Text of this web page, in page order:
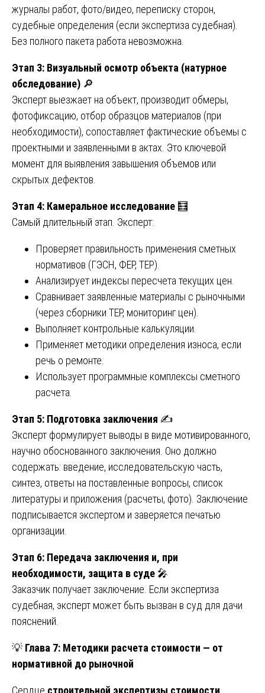
журналы работ, фото/видео, переписку сторон,
судебные определения (если экспертиза судебная).
Без полного пакета работа невозможна.
Этап 3: Визуальный осмотр объекта (натурное
обследование) 🔎
Эксперт выезжает на объект, производит обмеры,
фотофиксацию, отбор образцов материалов (при
необходимости), сопоставляет фактические объемы с
проектными и заявленными в актах. Это ключевой
момент для выявления завышения объемов или
скрытых дефектов.
Этап 4: Камеральное исследование 🧮
Самый длительный этап. Эксперт:
Проверяет правильность применения сметных
нормативов (ГЭСН, ФЕР, ТЕР).
Анализирует индексы пересчета текущих цен.
Сравнивает заявленные материалы с рыночными
(через сборники ТЕР, мониторинг цен).
Выполняет контрольные калькуляции.
Применяет методики определения износа, если
речь о ремонте.
Использует программные комплексы сметного
расчета.
Этап 5: Подготовка заключения ✍️
Эксперт формулирует выводы в виде мотивированного,
научно обоснованного заключения. Оно должно
содержать: введение, исследовательскую часть,
синтез, ответы на поставленные вопросы, список
литературы и приложения (расчеты, фото). Заключение
подписывается экспертом и заверяется печатью
организации.
Этап 6: Передача заключения и, при
необходимости, защита в суде 🎤
Заказчик получает заключение. Если экспертиза
судебная, эксперт может быть вызван в суд для дачи
пояснений.
💡 Глава 7: Методики расчета стоимости — от
нормативной до рыночной
Сердце строительной экспертизы стоимости